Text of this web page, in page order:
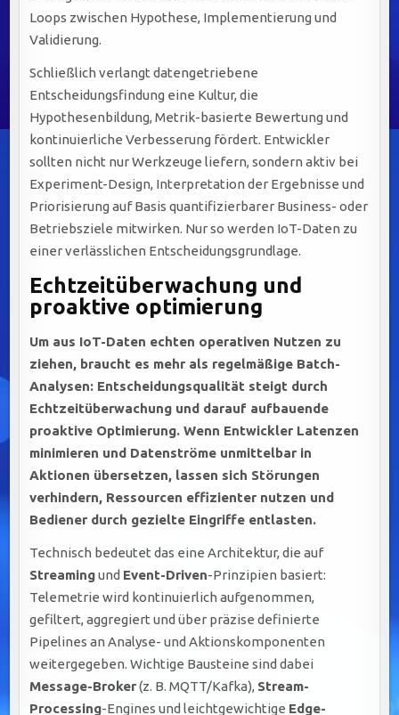
Loops zwischen Hypothese, Implementierung und
Validierung.
Schließlich verlangt datengetriebene
Entscheidungsfindung eine Kultur, die
Hypothesenbildung, Metrik-basierte Bewertung und
kontinuierliche Verbesserung fördert. Entwickler
sollten nicht nur Werkzeuge liefern, sondern aktiv bei
Experiment-Design, Interpretation der Ergebnisse und
Priorisierung auf Basis quantifizierbarer Business- oder
Betriebsziele mitwirken. Nur so werden IoT-Daten zu
einer verlässlichen Entscheidungsgrundlage.
Echtzeitüberwachung und
proaktive optimierung
Um aus IoT-Daten echten operativen Nutzen zu
ziehen, braucht es mehr als regelmäßige Batch-
Analysen: Entscheidungsqualität steigt durch
Echtzeitüberwachung und darauf aufbauende
proaktive Optimierung. Wenn Entwickler Latenzen
minimieren und Datenströme unmittelbar in
Aktionen übersetzen, lassen sich Störungen
verhindern, Ressourcen effizienter nutzen und
Bediener durch gezielte Eingriffe entlasten.
Technisch bedeutet das eine Architektur, die auf
Streamingund Event-Driven-Prinzipien basiert:
Telemetrie wird kontinuierlich aufgenommen,
gefiltert, aggregiert und über präzise definierte
Pipelines an Analyse- und Aktionskomponenten
weitergegeben. Wichtige Bausteine sind dabei
Message-Broker(z. B. MQTT/Kafka), Stream-
Processing-Engines und leichtgewichtige Edge-